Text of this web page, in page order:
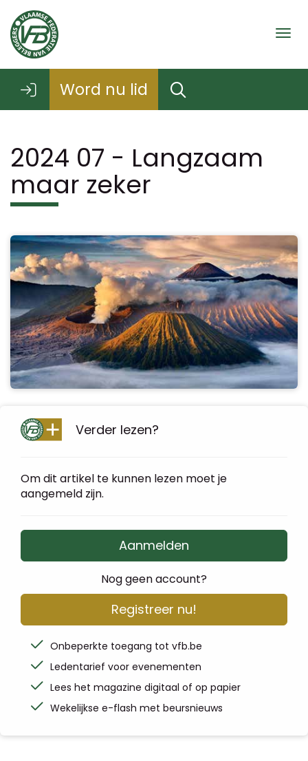
Word nu lid
2024 07 - Langzaam
maar zeker
Verder lezen?
Om dit artikel te kunnen lezen moet je
aangemeld zijn.
Aanmelden
Nog geen account?
Registreer nu!
Onbeperkte toegang tot vfb.be
Ledentarief voor evenementen
Lees het magazine digitaal of op papier
Wekelijkse e-flash met beursnieuws